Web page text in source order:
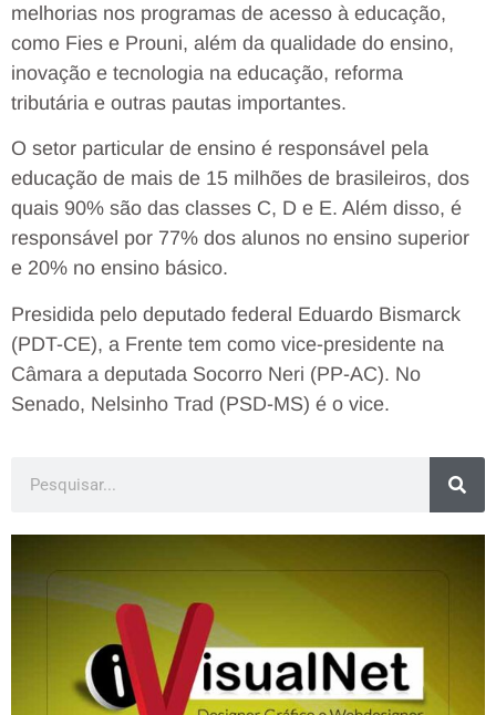
melhorias nos programas de acesso à educação,
como Fies e Prouni, além da qualidade do ensino,
inovação e tecnologia na educação, reforma
tributária e outras pautas importantes.
O setor particular de ensino é responsável pela
educação de mais de 15 milhões de brasileiros, dos
quais 90% são das classes C, D e E. Além disso, é
responsável por 77% dos alunos no ensino superior
e 20% no ensino básico.
Presidida pelo deputado federal Eduardo Bismarck
(PDT-CE), a Frente tem como vice-presidente na
Câmara a deputada Socorro Neri (PP-AC). No
Senado, Nelsinho Trad (PSD-MS) é o vice.